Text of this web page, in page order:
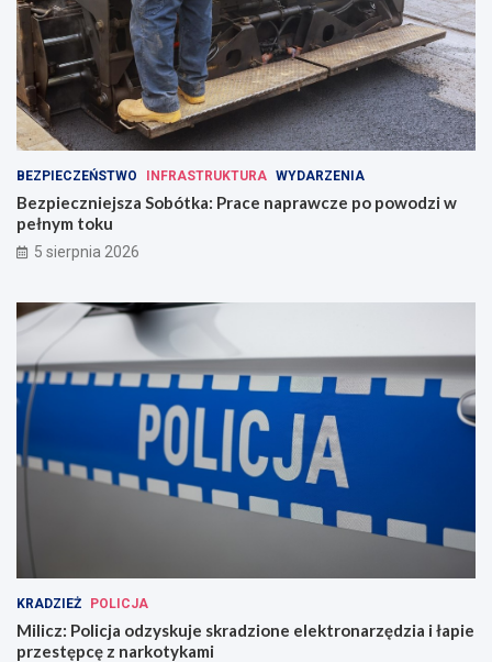
BEZPIECZEŃSTWO INFRASTRUKTURA WYDARZENIA
Bezpieczniejsza Sobótka: Prace naprawcze po powodzi w
pełnym toku
5 sierpnia 2026
KRADZIEŻ POLICJA
Milicz: Policja odzyskuje skradzione elektronarzędzia i łapie
przestępcę z narkotykami